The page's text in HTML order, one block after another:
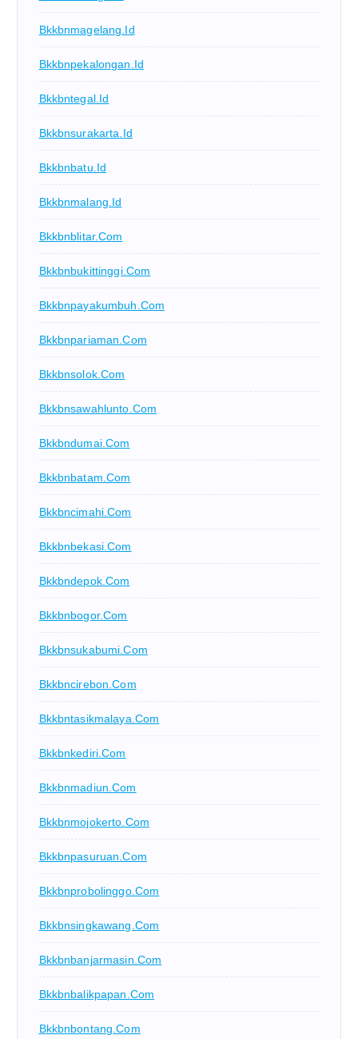
Bkkbnmagelang.id
Bkkbnpekalongan.id
Bkkbntegal.id
Bkkbnsurakarta.id
Bkkbnbatu.id
Bkkbnmalang.id
Bkkbnblitar.com
Bkkbnbukittinggi.com
Bkkbnpayakumbuh.com
Bkkbnpariaman.com
Bkkbnsolok.com
Bkkbnsawahlunto.com
Bkkbndumai.com
Bkkbnbatam.com
Bkkbncimahi.com
Bkkbnbekasi.com
Bkkbndepok.com
Bkkbnbogor.com
Bkkbnsukabumi.com
Bkkbncirebon.com
Bkkbntasikmalaya.com
Bkkbnkediri.com
Bkkbnmadiun.com
Bkkbnmojokerto.com
Bkkbnpasuruan.com
Bkkbnprobolinggo.com
Bkkbnsingkawang.com
Bkkbnbanjarmasin.com
Bkkbnbalikpapan.com
Bkkbnbontang.com